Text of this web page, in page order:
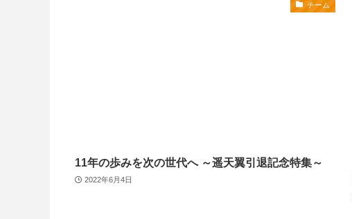
チーム
11年の歩みを次の世代へ ～遥天翼引退記念特集～
2022年6月4日